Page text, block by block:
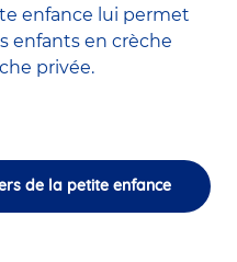
enfance lui permet
enfants en crèche
privée.
de la petite enfance